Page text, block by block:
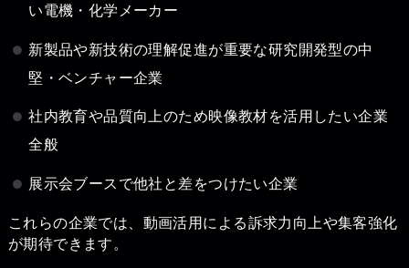
い電機・化学メーカー
新製品や新技術の理解促進が重要な研究開発型の中
堅・ベンチャー企業
社内教育や品質向上のため映像教材を活用したい企業
全般
展示会ブースで他社と差をつけたい企業
これらの企業では、動画活用による訴求力向上や集客強化
が期待できます。